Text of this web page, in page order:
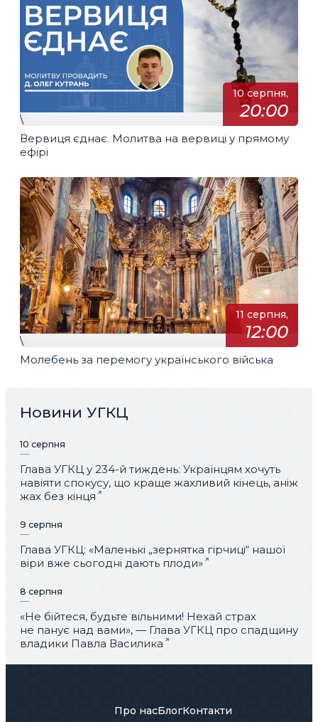
10 серпня,
20:00
\
Вервиця єднає. Молитва на вервиці у прямому
ефірі
11 серпня,
12:00
\
Молебень за перемогу українського війська
Новини УГКЦ
10 серпня
Глава УГКЦ у 234-й тиждень: Українцям хочуть
навіяти спокусу, що краще жахливий кінець, аніж
жах без кінця
9 серпня
Глава УГКЦ: «Маленькі „зернятка гірчиці“ нашої
віри вже сьогодні дають плоди»
8 серпня
«Не бійтеся, будьте вільними! Нехай страх
не панує над вами», — Глава УГКЦ про спадщину
владики Павла Василика
Про насБлогКонтакти